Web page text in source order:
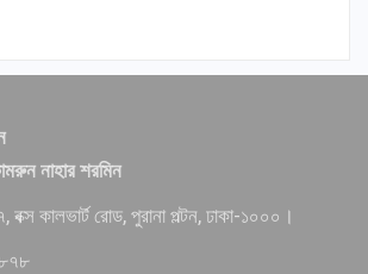
নাহার শরমিন
বক্স কালভার্ট রোড, পুরানা পল্টন, ঢাকা-১০০০।